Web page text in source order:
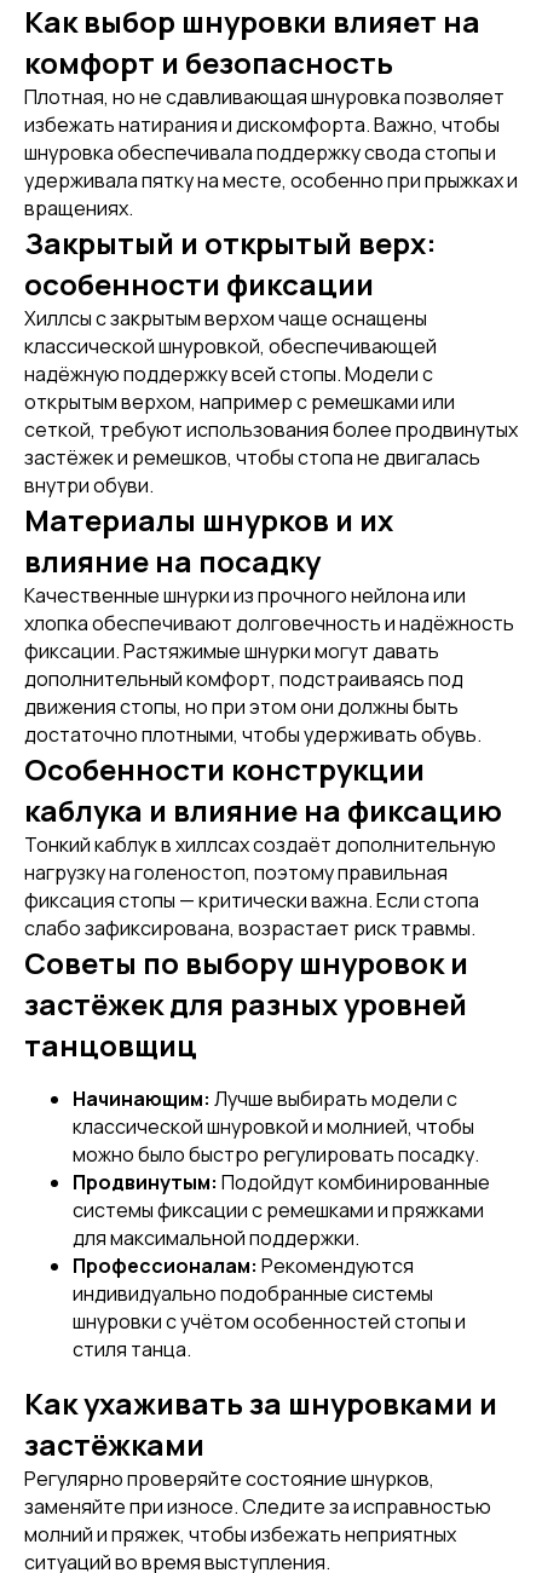
Как выбор шнуровки влияет на
комфорт и безопасность
Плотная, но не сдавливающая шнуровка позволяет
избежать натирания и дискомфорта. Важно, чтобы
шнуровка обеспечивала поддержку свода стопы и
удерживала пятку на месте, особенно при прыжках и
вращениях.
Закрытый и открытый верх:
особенности фиксации
Хиллсы с закрытым верхом чаще оснащены
классической шнуровкой, обеспечивающей
надёжную поддержку всей стопы. Модели с
открытым верхом, например с ремешками или
сеткой, требуют использования более продвинутых
застёжек и ремешков, чтобы стопа не двигалась
внутри обуви.
Материалы шнурков и их
влияние на посадку
Качественные шнурки из прочного нейлона или
хлопка обеспечивают долговечность и надёжность
фиксации. Растяжимые шнурки могут давать
дополнительный комфорт, подстраиваясь под
движения стопы, но при этом они должны быть
достаточно плотными, чтобы удерживать обувь.
Особенности конструкции
каблука и влияние на фиксацию
Тонкий каблук в хиллсах создаёт дополнительную
нагрузку на голеностоп, поэтому правильная
фиксация стопы — критически важна. Если стопа
слабо зафиксирована, возрастает риск травмы.
Советы по выбору шнуровок и
застёжек для разных уровней
танцовщиц
Начинающим: Лучше выбирать модели с
классической шнуровкой и молнией, чтобы
можно было быстро регулировать посадку.
Продвинутым: Подойдут комбинированные
системы фиксации с ремешками и пряжками
для максимальной поддержки.
Профессионалам: Рекомендуются
индивидуально подобранные системы
шнуровки с учётом особенностей стопы и
стиля танца.
Как ухаживать за шнуровками и
застёжками
Регулярно проверяйте состояние шнурков,
заменяйте при износе. Следите за исправностью
молний и пряжек, чтобы избежать неприятных
ситуаций во время выступления.
[ REFERRAL PROGRAM ]
РЕФЕРАЛЬНАЯ
ПРОГРАММА
[ CERTIFICATE]
ПОДАРОЧНЫЙ
СЕРТИФИКАТ
[ CUSTOM FOOTWEAR ]
ИНДИВИДУАЛЬНЫЙ
ПОШИВ СТРИПОВ
[ CUSTOM FOOTWEAR ]
ИНДИВИДУАЛЬНЫЙ
ПОШИВ ХИЛСОВ
[ CUSTOM FOOTWEAR ]